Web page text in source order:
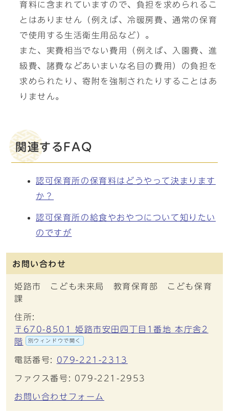
育料に含まれていますので、負担を求められるこ
とはありません（例えば、冷暖房費、通常の保育
で使用する生活衛生用品など）。
また、実費相当でない費用（例えば、入園費、進
級費、諸費などあいまいな名目の費用）の負担を
求められたり、寄附を強制されたりすることはあ
りません。
関連するFAQ
認可保育所の保育料はどうやって決まります
か？
認可保育所の給食やおやつについて知りたい
のですが
お問い合わせ
姫路市 こども未来局 教育保育部 こども保育
課
住所:
〒670-8501 姫路市安田四丁目1番地 本庁舎2
階
別ウィンドウで開く
電話番号: 079-221-2313
ファクス番号: 079-221-2953
お問い合わせフォーム